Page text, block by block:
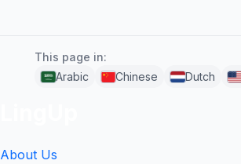
This page in:
Arabic
Chinese Dutch
About Us